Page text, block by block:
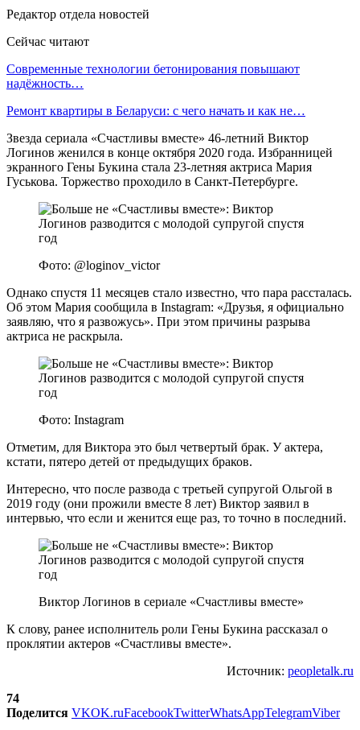
Редактор отдела новостей
Сейчас читают
Современные технологии бетонирования повышают
надёжность…
Ремонт квартиры в Беларуси: с чего начать и как не…
Звезда сериала «Счастливы вместе» 46-летний Виктор
Логинов женился в конце октября 2020 года. Избранницей
экранного Гены Букина стала 23-летняя актриса Мария
Гуськова. Торжество проходило в Санкт-Петербурге.
Фото: @loginov_victor
Однако спустя 11 месяцев стало известно, что пара рассталась.
Об этом Мария сообщила в Instagram: «Друзья, я официально
заявляю, что я развожусь». При этом причины разрыва
актриса не раскрыла.
Фото: Instagram
Отметим, для Виктора это был четвертый брак. У актера,
кстати, пятеро детей от предыдущих браков.
Интересно, что после развода с третьей супругой Ольгой в
2019 году (они прожили вместе 8 лет) Виктор заявил в
интервью, что если и женится еще раз, то точно в последний.
Виктор Логинов в сериале «Счастливы вместе»
К слову, ранее исполнитель роли Гены Букина рассказал о
проклятии актеров «Счастливы вместе».
Источник: peopletalk.ru
74
Поделится VKOK.ruFacebookTwitterWhatsAppTelegramViber